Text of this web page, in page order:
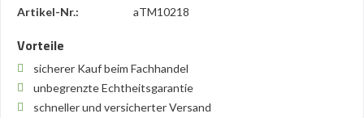
Artikel-Nr.: aTM10218
Vorteile
sicherer Kauf beim Fachhandel
unbegrenzte Echtheitsgarantie
schneller und versicherter Versand